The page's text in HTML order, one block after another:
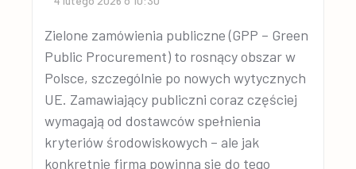
Zielone zamówienia publiczne (GPP – Green
Public Procurement) to rosnący obszar w
Polsce, szczególnie po nowych wytycznych
UE. Zamawiający publiczni coraz częściej
wymagają od dostawców spełnienia
kryteriów środowiskowych – ale jak
konkretnie firma powinna się do tego